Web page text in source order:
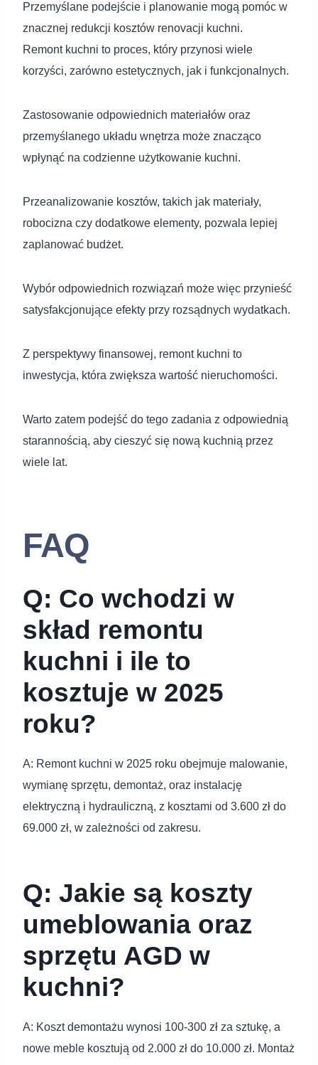
Przemyślane podejście i planowanie mogą pomóc w
znacznej redukcji kosztów renovacji kuchni.
Remont kuchni to proces, który przynosi wiele
korzyści, zarówno estetycznych, jak i funkcjonalnych.
Zastosowanie odpowiednich materiałów oraz
przemyślanego układu wnętrza może znacząco
wpłynąć na codzienne użytkowanie kuchni.
Przeanalizowanie kosztów, takich jak materiały,
robocizna czy dodatkowe elementy, pozwala lepiej
zaplanować budżet.
Wybór odpowiednich rozwiązań może więc przynieść
satysfakcjonujące efekty przy rozsądnych wydatkach.
Z perspektywy finansowej, remont kuchni to
inwestycja, która zwiększa wartość nieruchomości.
Warto zatem podejść do tego zadania z odpowiednią
starannością, aby cieszyć się nową kuchnią przez
wiele lat.
FAQ
Q: Co wchodzi w
skład remontu
kuchni i ile to
kosztuje w 2025
roku?
A: Remont kuchni w 2025 roku obejmuje malowanie,
wymianę sprzętu, demontaż, oraz instalację
elektryczną i hydrauliczną, z kosztami od 3.600 zł do
69.000 zł, w zależności od zakresu.
Q: Jakie są koszty
umeblowania oraz
sprzętu AGD w
kuchni?
A: Koszt demontażu wynosi 100-300 zł za sztukę, a
nowe meble kosztują od 2.000 zł do 10.000 zł. Montaż